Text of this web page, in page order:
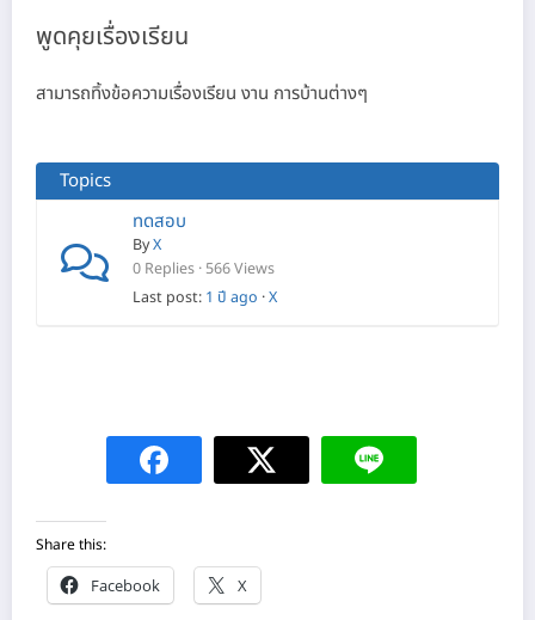
พูดคุยเรื่องเรียน
สามารถทิ้งข้อความเรื่องเรียน งาน การบ้านต่างๆ
Topics
ทดสอบ
ByX
0 Replies · 566 Views
Last post: 1 ปี ago ·X
Share this:
Facebook
X